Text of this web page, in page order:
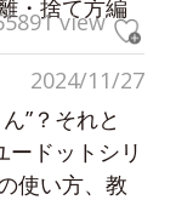
・捨て方編
view
2024/11/27
”？それと
ードットシリ
使い方、教